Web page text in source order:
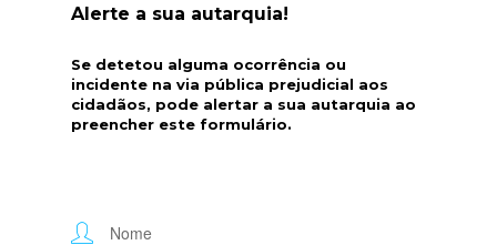
Alerte a sua autarquia!
Se detetou alguma ocorrência ou
incidente na via pública prejudicial aos
cidadãos, pode alertar a sua autarquia ao
preencher este formulário.